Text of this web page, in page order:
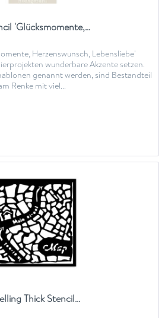
'Glücksmomente,...
Herzenswunsch, Lebensliebe'
wunderbare Akzente setzen.
genannt werden, sind Bestandteil
Renke mit viel...
Thick Stencil...